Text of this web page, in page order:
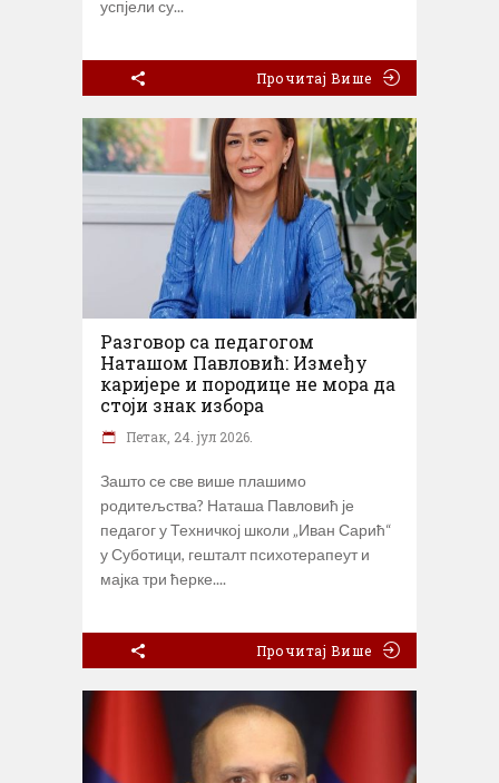
успјели су
Прочитај Више
Разговор са педагогом
Наташом Павловић: Између
каријере и породице не мора да
стоји знак избора
Петак, 24. јул 2026.
Зашто се све више плашимо
родитељства? Наташа Павловић је
педагог у Техничкој школи „Иван Сарић“
у Суботици, гешталт психотерапеут и
мајка три ћерке.
Прочитај Више